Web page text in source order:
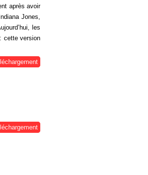
après avoir
Jones,
les
cette version